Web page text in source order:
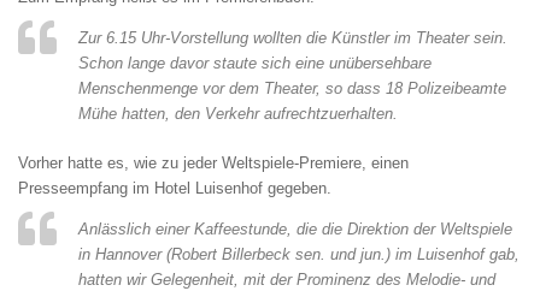
Zur 6.15 Uhr-Vorstellung wollten die Künstler im Theater sein.
Schon lange davor staute sich eine unübersehbare
Menschenmenge vor dem Theater, so dass 18 Polizeibeamte
Mühe hatten, den Verkehr aufrechtzuerhalten.
Vorher hatte es, wie zu jeder Weltspiele-Premiere, einen
Presseempfang im Hotel Luisenhof gegeben.
Anlässlich einer Kaffeestunde, die die Direktion der Weltspiele
in Hannover (Robert Billerbeck sen. und jun.) im Luisenhof gab,
hatten wir Gelegenheit, mit der Prominenz des Melodie- und